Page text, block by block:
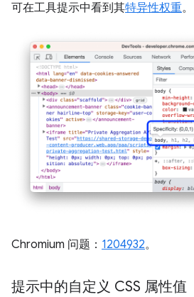
可在工具提示中看到其特异性权重。
Chromium 问题： 1204932。
提示中的自定义 CSS 属性值